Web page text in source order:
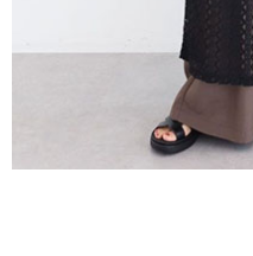
４．使用「AFTEE先享後付」時
時審查核予不同之上限額度；若仍
請求用戶進行身份認證。
５．嚴禁一人註冊多個帳號或使用
恩沛科技股份有限公司將有權停止
每筆NT$90，滿NT$1,500(含以